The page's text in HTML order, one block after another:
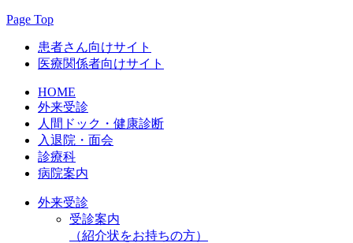
Page Top
患者さん向けサイト
医療関係者向けサイト
HOME
外来受診
人間ドック・健康診断
入退院・面会
診療科
病院案内
外来受診
受診案内
（紹介状をお持ちの方）